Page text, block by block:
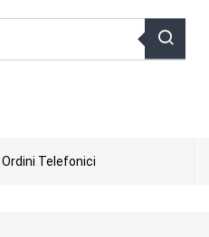
Ordini Telefonici